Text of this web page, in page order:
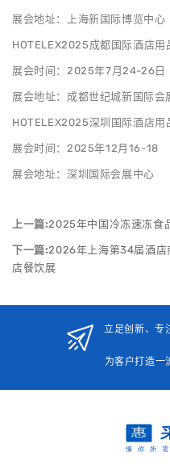
展会地址：上海新国际博览中心
HOTELEX2025成都国际酒店用
展会时间：2025年7月24-26日
展会地址：成都世纪城新国际会
HOTELEX2025深圳国际酒店用
展会时间：2025年12月16-18
展会地址：深圳国际会展中心
上一篇:2025年中国冷冻速冻食
下一篇:2026年上海第34届酒
店餐饮展
立足创新、专
为客户打造一